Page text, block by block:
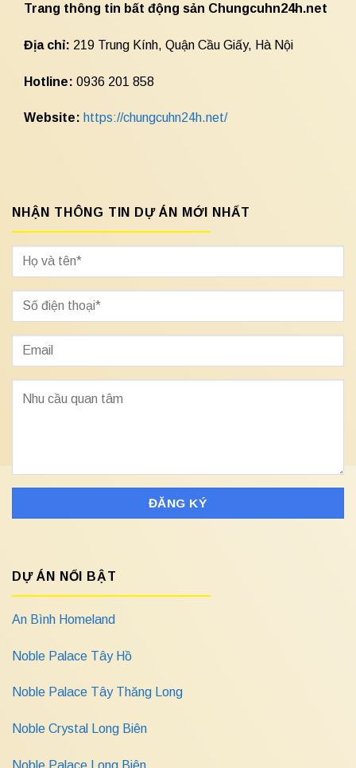
Trang thông tin bất động sản Chungcuhn24h.net
Địa chỉ: 219 Trung Kính, Quận Cầu Giấy, Hà Nội
Hotline: 0936 201 858
Website: https://chungcuhn24h.net/
NHẬN THÔNG TIN DỰ ÁN MỚI NHẤT
DỰ ÁN NỔI BẬT
An Bình Homeland
Noble Palace Tây Hồ
Noble Palace Tây Thăng Long
Noble Crystal Long Biên
Noble Palace Long Biên